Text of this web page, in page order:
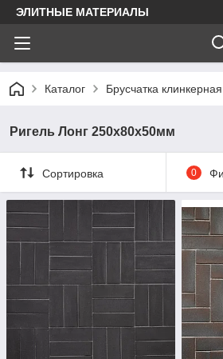
ЭЛИТНЫЕ МАТЕРИАЛЫ
Каталог Брусчатка клинкерная
Ригель Лонг 250х80х50мм
Сортировка 0